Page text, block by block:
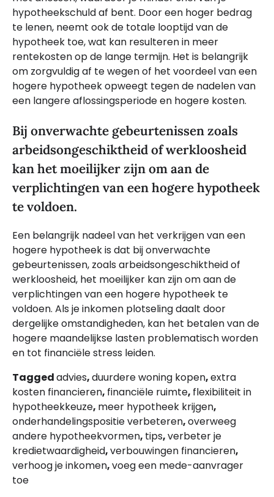
hypotheekschuld af bent. Door een hoger bedrag
te lenen, neemt ook de totale looptijd van de
hypotheek toe, wat kan resulteren in meer
rentekosten op de lange termijn. Het is belangrijk
om zorgvuldig af te wegen of het voordeel van een
hogere hypotheek opweegt tegen de nadelen van
een langere aflossingsperiode en hogere kosten.
Bij onverwachte gebeurtenissen zoals
arbeidsongeschiktheid of werkloosheid
kan het moeilijker zijn om aan de
verplichtingen van een hogere hypotheek
te voldoen.
Een belangrijk nadeel van het verkrijgen van een
hogere hypotheek is dat bij onverwachte
gebeurtenissen, zoals arbeidsongeschiktheid of
werkloosheid, het moeilijker kan zijn om aan de
verplichtingen van een hogere hypotheek te
voldoen. Als je inkomen plotseling daalt door
dergelijke omstandigheden, kan het betalen van de
hogere maandelijkse lasten problematisch worden
en tot financiële stress leiden.
Taggedadvies,duurdere woning kopen,extra
kosten financieren, financiële ruimte, flexibiliteit in
hypotheekkeuze, meer hypotheek krijgen,
onderhandelingspositie verbeteren,overweeg
andere hypotheekvormen, tips,verbeter je
kredietwaardigheid,verbouwingen financieren,
verhoog je inkomen,voeg een mede-aanvrager
toe